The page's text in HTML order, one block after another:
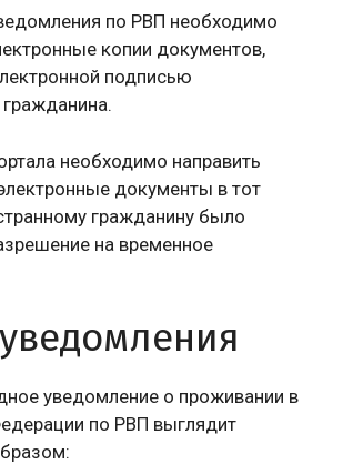
по РВП необходимо
копии документов,
подписью
необходимо направить
документы в тот
гражданину было
на временное
уведомление о проживании в
по РВП выглядит